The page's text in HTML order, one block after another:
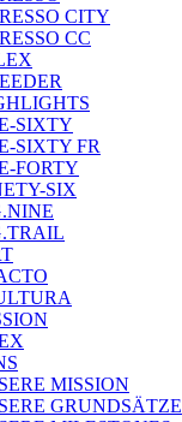
CITY
CC
SIXTY
SIXTY FR
FORTY
SIX
MISSION
GRUNDSÄTZE